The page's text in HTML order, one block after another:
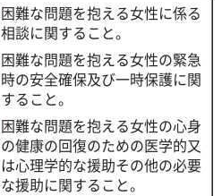
困難な問題を抱える女性に係る
相談に関すること。
困難な問題を抱える女性の緊急
時の安全確保及び一時保護に関
すること。
困難な問題を抱える女性の心身
の健康の回復のための医学的又
は心理学的な援助その他の必要
な援助に関すること。